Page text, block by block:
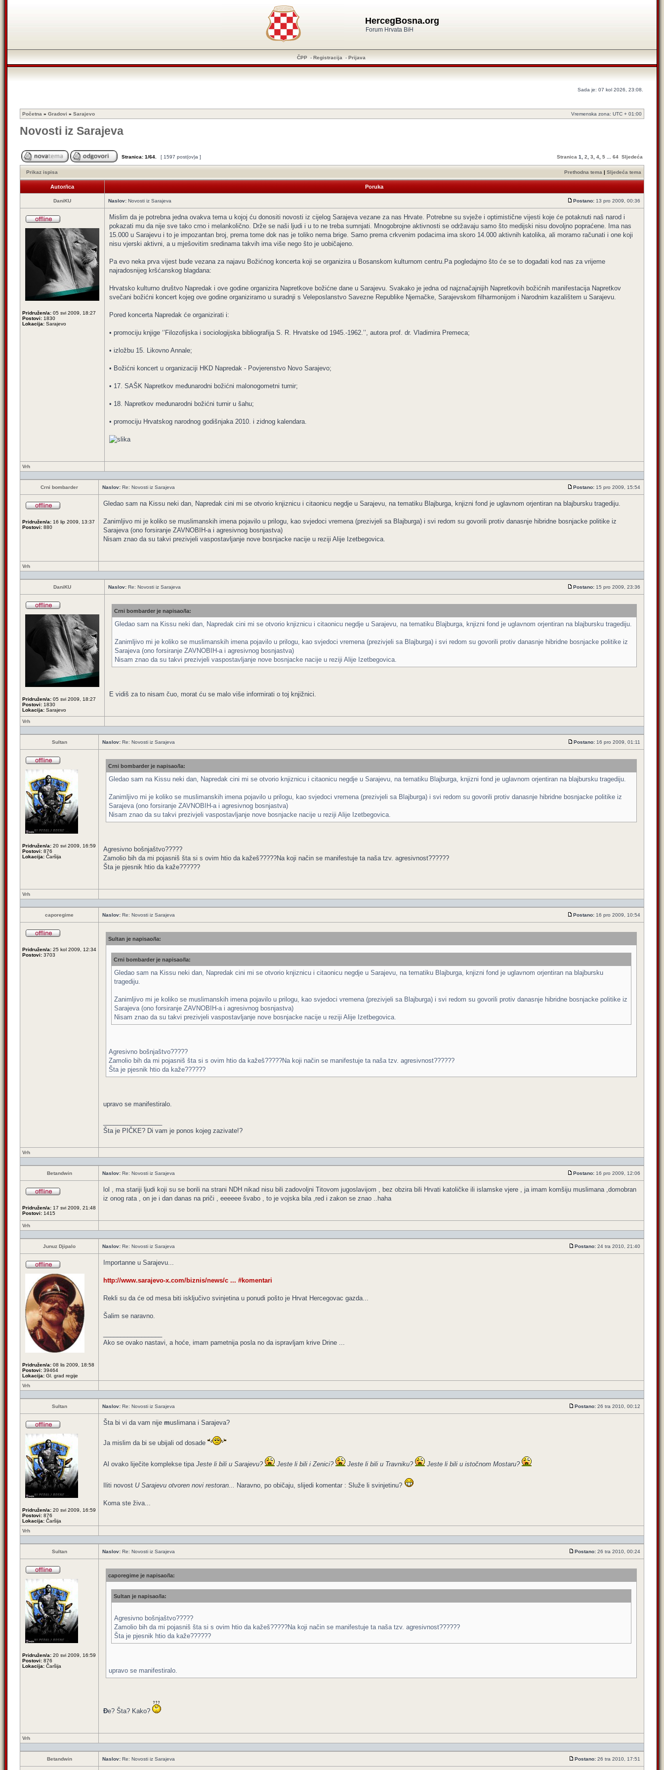
HercegBosna.org
Forum Hrvata BiH
ČPP - Registracija - Prijava
Sada je: 07 kol 2026, 23:08.
Početna » Gradovi » Sarajevo Vremenska zona: UTC + 01:00
Novosti iz Sarajeva
Stranica: 1/64 [ 1597 post(ov)a ] Stranica 1 2 3 4 5 64 Sljedeća
Prikaz ispisa Prethodna tema | Sljedeća tema
Autor/ica Poruka
DaniKU Naslov: Novosti iz Sarajeva Postano: 13 pro 2009, 00:36
Pridružen/a: 05 svi 2009, 18:27
Postovi: 1830
Lokacija: Sarajevo
Mislim da je potrebna jedna ovakva tema u kojoj ću donositi novosti iz cijelog Sarajeva vezane za nas Hrvate. Potrebne su svježe i optimistične vijesti koje će potaknuti naš narod i
pokazati mu da nije sve tako crno i melankolično. Drže se naši ljudi i u to ne treba sumnjati. Mnogobrojne aktivnosti se održavaju samo što medijski nisu dovoljno popraćene. Ima nas
15.000 u Sarajevu i to je impozantan broj, prema tome dok nas je toliko nema brige. Samo prema crkvenim podacima ima skoro 14.000 aktivnih katolika, ali moramo računati i one koji
nisu vjerski aktivni, a u mješovitim sredinama takvih ima više nego što je uobičajeno.
Pa evo neka prva vijest bude vezana za najavu Božićnog koncerta koji se organizira u Bosanskom kulturnom centru.Pa pogledajmo što će se to događati kod nas za vrijeme
najradosnijeg kršćanskog blagdana:
Hrvatsko kulturno društvo Napredak i ove godine organizira Napretkove božićne dane u Sarajevu. Svakako je jedna od najznačajnijih Napretkovih božićnih manifestacija Napretkov
svečani božićni koncert kojeg ove godine organiziramo u suradnji s Veleposlanstvo Savezne Republike Njemačke, Sarajevskom filharmonijom i Narodnim kazalištem u Sarajevu.
Pored koncerta Napredak će organizirati i:
• promociju knjige ‘’Filozofijska i sociologijska bibliografija S. R. Hrvatske od 1945.-1962.’’, autora prof. dr. Vladimira Premeca;
• izložbu 15. Likovno Annale;
• Božićni koncert u organizaciji HKD Napredak - Povjerenstvo Novo Sarajevo;
• 17. SAŠK Napretkov međunarodni božićni malonogometni turnir;
• 18. Napretkov međunarodni božićni turnir u šahu;
• promociju Hrvatskog narodnog godišnjaka 2010. i zidnog kalendara.
Vrh
Crni bombarder Naslov: Re: Novosti iz Sarajeva Postano: 15 pro 2009, 15:54
Pridružen/a: 16 lip 2009, 13:37
Postovi: 880
Gledao sam na Kissu neki dan, Napredak cini mi se otvorio knjiznicu i citaonicu negdje u Sarajevu, na tematiku Blajburga, knjizni fond je uglavnom orjentiran na blajbursku tragediju.
Zanimljivo mi je koliko se muslimanskih imena pojavilo u prilogu, kao svjedoci vremena (prezivjeli sa Blajburga) i svi redom su govorili protiv danasnje hibridne bosnjacke politike iz
Sarajeva (ono forsiranje ZAVNOBIH-a i agresivnog bosnjastva)
Nisam znao da su takvi prezivjeli vaspostavljanje nove bosnjacke nacije u reziji Alije Izetbegovica.
Vrh
DaniKU Naslov: Re: Novosti iz Sarajeva Postano: 15 pro 2009, 23:36
Pridružen/a: 05 svi 2009, 18:27
Postovi: 1830
Lokacija: Sarajevo
Crni bombarder je napisao/la:
Gledao sam na Kissu neki dan, Napredak cini mi se otvorio knjiznicu i citaonicu negdje u Sarajevu, na tematiku Blajburga, knjizni fond je uglavnom orjentiran na blajbursku tragediju.
Zanimljivo mi je koliko se muslimanskih imena pojavilo u prilogu, kao svjedoci vremena (prezivjeli sa Blajburga) i svi redom su govorili protiv danasnje hibridne bosnjacke politike iz
Sarajeva (ono forsiranje ZAVNOBIH-a i agresivnog bosnjastva)
Nisam znao da su takvi prezivjeli vaspostavljanje nove bosnjacke nacije u reziji Alije Izetbegovica.
E vidiš za to nisam čuo, morat ću se malo više informirati o toj knjižnici.
Vrh
Sultan Naslov: Re: Novosti iz Sarajeva Postano: 16 pro 2009, 01:11
Pridružen/a: 20 svi 2009, 16:59
Postovi: 876
Lokacija: Čaršija
Crni bombarder je napisao/la:
Gledao sam na Kissu neki dan, Napredak cini mi se otvorio knjiznicu i citaonicu negdje u Sarajevu, na tematiku Blajburga, knjizni fond je uglavnom orjentiran na blajbursku tragediju.
Zanimljivo mi je koliko se muslimanskih imena pojavilo u prilogu, kao svjedoci vremena (prezivjeli sa Blajburga) i svi redom su govorili protiv danasnje hibridne bosnjacke politike iz
Sarajeva (ono forsiranje ZAVNOBIH-a i agresivnog bosnjastva)
Nisam znao da su takvi prezivjeli vaspostavljanje nove bosnjacke nacije u reziji Alije Izetbegovica.
Agresivno bošnjaštvo?????
Zamolio bih da mi pojasniš šta si s ovim htio da kažeš?????Na koji način se manifestuje ta naša tzv. agresivnost??????
Šta je pjesnik htio da kaže??????
Vrh
caporegime Naslov: Re: Novosti iz Sarajeva Postano: 16 pro 2009, 10:54
Pridružen/a: 25 kol 2009, 12:34
Postovi: 3703
Sultan je napisao/la:
Crni bombarder je napisao/la:
Gledao sam na Kissu neki dan, Napredak cini mi se otvorio knjiznicu i citaonicu negdje u Sarajevu, na tematiku Blajburga, knjizni fond je uglavnom orjentiran na blajbursku
tragediju.
Zanimljivo mi je koliko se muslimanskih imena pojavilo u prilogu, kao svjedoci vremena (prezivjeli sa Blajburga) i svi redom su govorili protiv danasnje hibridne bosnjacke politike iz
Sarajeva (ono forsiranje ZAVNOBIH-a i agresivnog bosnjastva)
Nisam znao da su takvi prezivjeli vaspostavljanje nove bosnjacke nacije u reziji Alije Izetbegovica.
Agresivno bošnjaštvo?????
Zamolio bih da mi pojasniš šta si s ovim htio da kažeš?????Na koji način se manifestuje ta naša tzv. agresivnost??????
Šta je pjesnik htio da kaže??????
upravo se manifestiralo.
Šta je PIČKE? Di vam je ponos kojeg zazivate!?
Vrh
Betandwin Naslov: Re: Novosti iz Sarajeva Postano: 16 pro 2009, 12:06
Pridružen/a: 17 svi 2009, 21:48
Postovi: 1415
lol , ma stariji ljudi koji su se borili na strani NDH nikad nisu bili zadovoljni Titovom jugoslavijom , bez obzira bili Hrvati katoličke ili islamske vjere , ja imam komšiju muslimana ,domobran
iz onog rata , on je i dan danas na priči , eeeeee švabo , to je vojska bila ,red i zakon se znao ..haha
Vrh
Junuz Djipalo Naslov: Re: Novosti iz Sarajeva Postano: 24 tra 2010, 21:40
Pridružen/a: 08 lis 2009, 18:58
Postovi: 39464
Lokacija: Gl. grad regije
Importanne u Sarajevu...
http://www.sarajevo-x.com/biznis/news/c ... #komentari
Rekli su da će od mesa biti isključivo svinjetina u ponudi pošto je Hrvat Hercegovac gazda...
Šalim se naravno.
Ako se ovako nastavi, a hoće, imam pametnija posla no da ispravljam krive Drine ...
Vrh
Sultan Naslov: Re: Novosti iz Sarajeva Postano: 26 tra 2010, 00:12
Pridružen/a: 20 svi 2009, 16:59
Postovi: 876
Lokacija: Čaršija
Šta bi vi da vam nije muslimana i Sarajeva?
Ja mislim da bi se ubijali od dosade
Al ovako liječite komplekse tipa Jeste li bili u Sarajevu? Jeste li bili i Zenici? Jeste li bili u Travniku? Jeste li bili u istočnom Mostaru?
Iliti novost U Sarajevu otvoren novi restoran... Naravno, po običaju, slijedi komentar : Služe li svinjetinu?
Koma ste živa...
Vrh
Sultan Naslov: Re: Novosti iz Sarajeva Postano: 26 tra 2010, 00:24
Pridružen/a: 20 svi 2009, 16:59
Postovi: 876
Lokacija: Čaršija
caporegime je napisao/la:
Sultan je napisao/la:
Agresivno bošnjaštvo?????
Zamolio bih da mi pojasniš šta si s ovim htio da kažeš?????Na koji način se manifestuje ta naša tzv. agresivnost??????
Šta je pjesnik htio da kaže??????
upravo se manifestiralo.
Đe? Šta? Kako?
Vrh
Betandwin Naslov: Re: Novosti iz Sarajeva Postano: 26 tra 2010, 17:51